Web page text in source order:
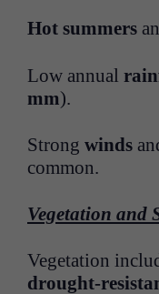
Hot summers
Low annual
mm).
Strong winds
common.
Vegetation and
Vegetation
drought-